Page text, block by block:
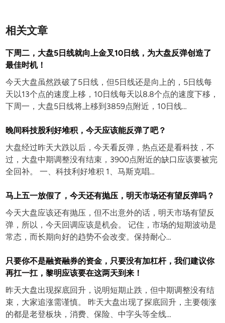
相关文章
下周二，大盘5日线就向上金叉10日线，为大盘反弹创造了
最佳时机！
今天大盘虽然跌破了5日线，但5日线还是向上的，5日线每
天以13个点的速度上移，10日线每天以8.8个点的速度下移，
下周一，大盘5日线将上移到3859点附近，10日线…
晚间科技股利好堆积，今天应该能反弹了吧？
大盘经过昨天大跌以后，今天看反弹，热点还是看科技，不
过，大盘中期调整没有结束，3900点附近的缺口应该要被完
全回补。 一、科技利好堆积 1、马斯克唱…
马上五一放假了，今天还有抛压，明天市场还有望反弹吗？
今天大盘应该还有抛压，但不出意外的话，明天市场有望反
弹，所以，今天回调应该是机会。 记住，市场的短期波动是
常态，而长期向好的趋势不会改变。保持耐心…
只要你不是融资融券的资金，只要没有加杠杆，我们建议你
再扛一扛，黎明应该要在这两天到来！
昨天大盘出现探底回升，说明短期止跌，但中期调整没有结
束，大家追涨需谨慎。 昨天大盘出现了探底回升，主要领涨
的都是老登板块，消费、保险、中字头等全线…